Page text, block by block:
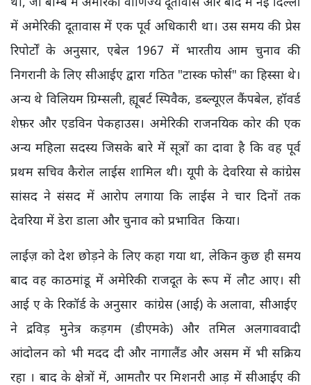
में अमेरिकी दूतावास में एक पूर्व अधिकारी था। उस समय की प्रेस
रिपोर्टों के अनुसार, एबेल 1967 में भारतीय आम चुनाव की
निगरानी के लिए सीआईए द्वारा गठित "टास्क फोर्स" का हिस्सा थे।
अन्य थे विलियम ग्रिम्सली, ह्यूबर्ट स्पिवैक, डब्ल्यूएल कैंपबेल, हॉवर्ड
शेफ़र और एडविन पेकहाउस। अमेरिकी राजनयिक कोर की एक
अन्य महिला सदस्य जिसके बारे में सूत्रों का दावा है कि वह पूर्व
प्रथम सचिव कैरोल लाईस शामिल थी। यूपी के देवरिया से कांग्रेस
सांसद ने संसद में आरोप लगाया कि लाईस ने चार दिनों तक
देवरिया में डेरा डाला और चुनाव को प्रभावित किया।
लाईज़ को देश छोड़ने के लिए कहा गया था, लेकिन कुछ ही समय
बाद वह काठमांडू में अमेरिकी राजदूत के रूप में लौट आए। सी
आई ए के रिकॉर्ड के अनुसार कांग्रेस (आई) के अलावा, सीआईए
ने द्रविड़ मुनेत्र कड़गम (डीएमके) और तमिल अलगाववादी
आंदोलन को भी मदद दी और नागालैंड और असम में भी सक्रिय
रहा । बाद के क्षेत्रों में, आमतौर पर मिशनरी आड़ में सीआईए की